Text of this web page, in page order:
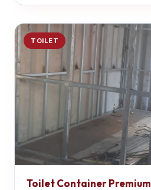
TOILET
Toilet Container Premium